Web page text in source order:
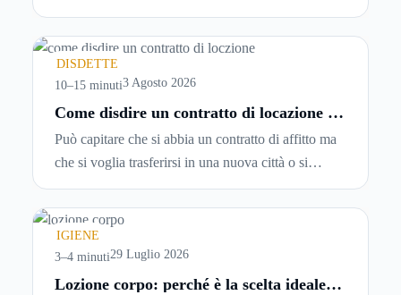
password, si accetta una serie di condizioni senza
leggerle davvero. Tutto avviene in pochi minuti,
spesso senza che ci si fermi a capire dove si sta
entrando.
DISDETTE
10–15 minuti3 Agosto 2026
Come disdire un contratto di locazione in
modo corretto ed efficace
Può capitare che si abbia un contratto di affitto ma
che si voglia trasferirsi in una nuova città o si
abbiano problemi a pagare il canone, per cui si
comincia a cercare un’altra abitazione: è legittimo
chiedersi se è possibile
locazioneprima che scada. In questa guida
capiremo come inviare la disdetta per un contratto
IGIENE
3–4 minuti29 Luglio 2026
Lozione corpo: perché è la scelta ideale